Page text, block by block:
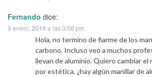
Fernando dice:
3 enero, 2019 a las 3:06 pm
Hola, no termino de fiarme de los
carbono. Incluso veo a muchos
llevan de aluminio. Quiero cambiar el
por estética, ¿hay algún manillar de